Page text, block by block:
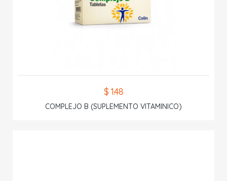
$ 1.48
COMPLEJO B (SUPLEMENTO VITAMINICO)